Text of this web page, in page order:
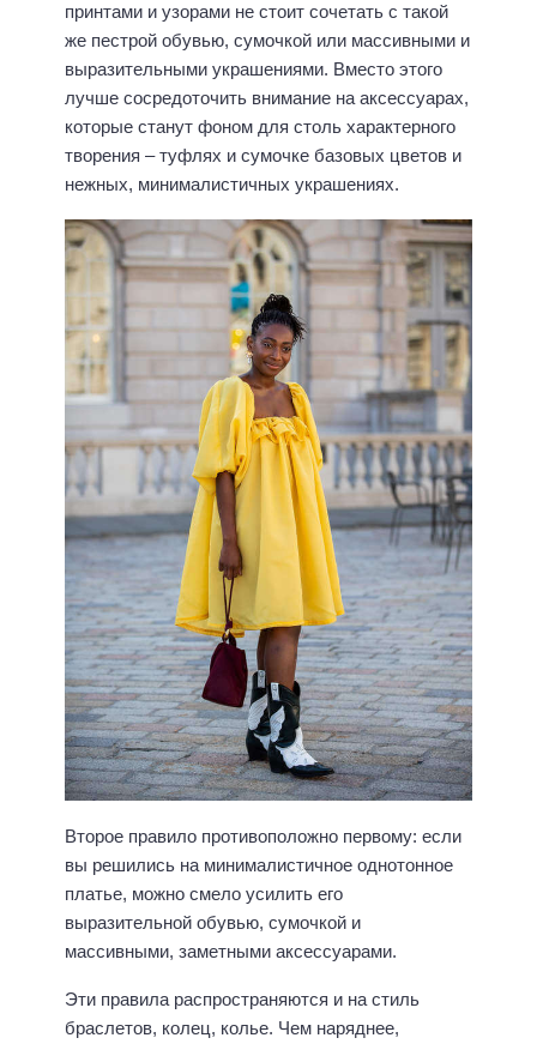
принтами и узорами не стоит сочетать с такой
же пестрой обувью, сумочкой или массивными и
выразительными украшениями. Вместо этого
лучше сосредоточить внимание на аксессуарах,
которые станут фоном для столь характерного
творения – туфлях и сумочке базовых цветов и
нежных, минималистичных украшениях.
Второе правило противоположно первому: если
вы решились на минималистичное однотонное
платье, можно смело усилить его
выразительной обувью, сумочкой и
массивными, заметными аксессуарами.
Эти правила распространяются и на стиль
браслетов, колец, колье. Чем наряднее,